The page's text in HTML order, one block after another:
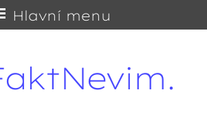
Hlavní menu